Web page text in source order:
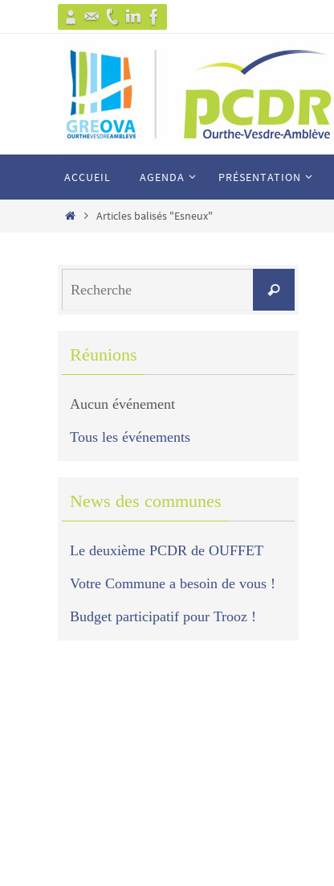
le
ACCUEIL AGENDA PRÉSENTATION
HomeArticles balisés "Esneux"
for:
Recherche
Réunions
Aucun événement
Tous les événements
News des communes
Le deuxième PCDR de OUFFET
Votre Commune a besoin de vous !
Budget participatif pour Trooz !